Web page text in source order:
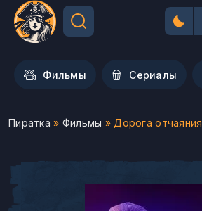
Фильмы Сериалы
Пиратка » Фильмы » Дорога отчаяния